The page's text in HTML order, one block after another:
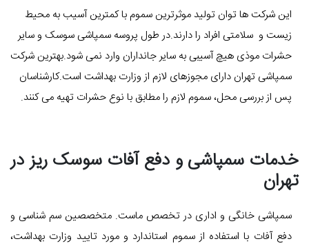
این شرکت ها توان تولید موثرترین سموم با کمترین آسیب به محیط
زیست و سلامتی افراد را دارند.در طول پروسه سمپاشی سوسک و سایر
حشرات موذی هیچ آسیبی به سایر جانداران وارد نمی شود.بهترین شرکت
سمپاشی تهران دارای مجوزهای لازم از وزارت بهداشت است.کارشناسان
پس از بررسی محل، سموم لازم را مطابق با نوع حشرات تهیه می کنند.
خدمات سمپاشی و دفع آفات سوسک ریز در
تهران
سمپاشی خانگی و اداری در تخصص ماست. متخصصین سم شناسی و
دفع آفات با استفاده از سموم استاندارد و مورد تایید وزارت بهداشت،